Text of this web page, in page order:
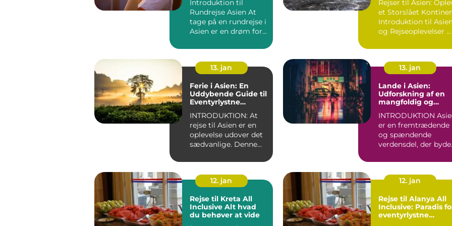
Introduktion til
Rundrejse Asien At
tage på en rundrejse i
Asien er en drøm for
e...
Rejsende
Rejser til Asien:
et Storslået
Introduktion til
og Rejseoplevelser ...
13. jan
Ferie i Asien: En
Uddybende Guide til
Eventyrlystne
INTRODUKTION: At
rejse til Asien er en
oplevelse udover det
sædvanlige. Denne
13. jan
Lande i Asien:
Udforskning af en
mangfoldig og
INTRODUKTION Asien
er en fremtrædende
og spændende
verdensdel, der
blandin...
12. jan
Rejse til Kreta All
Inclusive Alt hvad
du behøver at vide
12. jan
Rejse til Alanya All
Inclusive: Paradis
eventyrlystne